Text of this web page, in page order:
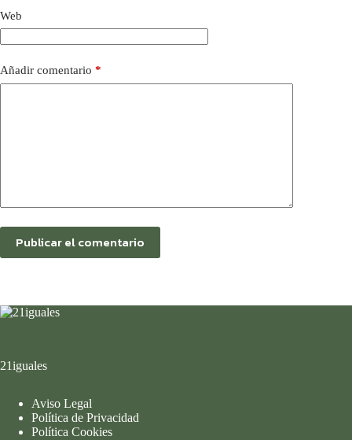
Web
Añadir comentario *
Publicar el comentario
21iguales
Aviso Legal
Política de Privacidad
Política Cookies